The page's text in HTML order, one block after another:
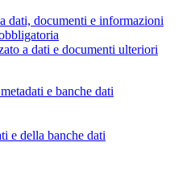
dati, documenti e informazioni
a dati e documenti ulteriori
e banche dati
e della banche dati